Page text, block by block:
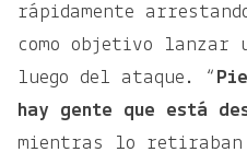
rápidamente
como objetivo lanzar
luego del ataque. “
hay gente que está
mientras lo retiraban